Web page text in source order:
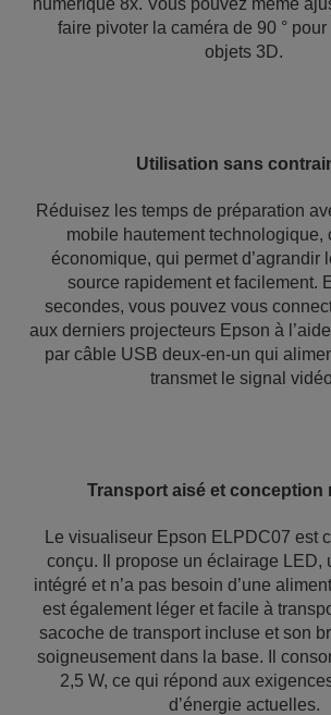
numérique 8x. Vous pouvez même
faire pivoter la caméra de 90 ° pour
objets 3D.
Utilisation sans
Réduisez les temps de préparation
mobile hautement technologique,
économique, qui permet d’agrandir
source rapidement et facilement.
secondes, vous pouvez vous
aux derniers projecteurs Epson à
par câble USB deux-en-un qui
transmet le signal
Transport aisé et conception
Le visualiseur Epson ELPDC07 est
conçu. Il propose un éclairage LED,
intégré et n’a pas besoin d’une
est également léger et facile à
sacoche de transport incluse et son
soigneusement dans la base. Il
2,5 W, ce qui répond aux
d’énergie actuelles.